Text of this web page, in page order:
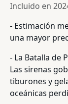
Incluido en
- Estimación
una mayor
- La Batalla de
Las sirenas
tiburones y
oceánicas